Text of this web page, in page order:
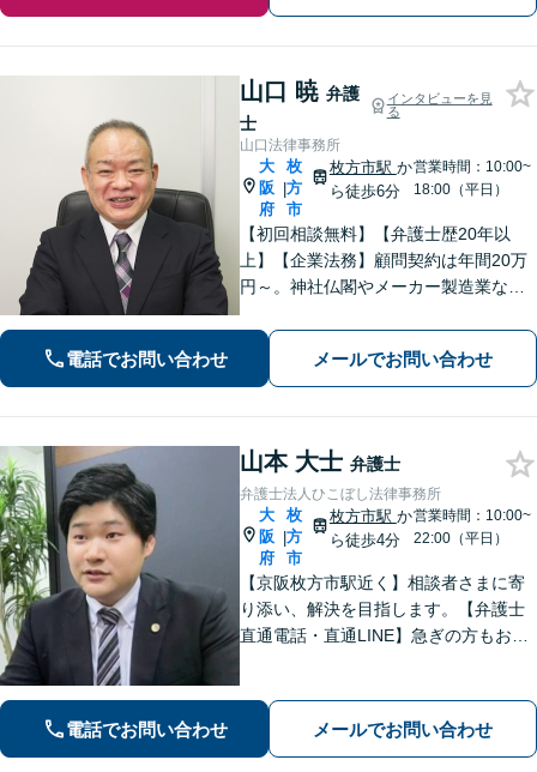
山口 暁 弁護
士
インタビューを見
る
山口法律事務所
大
阪
府
|
枚
方
市
枚方市駅 か
ら徒歩6分
営業時間：10:00~
18:00（平日）
【初回相談無料】【弁護士歴20年以
上】【企業法務】顧問契約は年間20万
円～。神社仏閣やメーカー製造業な
書士や税理士、不動産鑑定士、土地家
屋調査士などと連携。農地や山林もお
任せ【枚方市駅6分】
電話でお問い合わせ メールでお問い合わせ
山本 大士 弁護士
弁護士法人ひこぼし法律事務所
大
阪
府
|
枚
方
市
枚方市駅 か
ら徒歩4分
営業時間：10:00~
22:00（平日）
【京阪枚方市駅近く】相談者さまに寄
り添い、解決を目指します。【弁護士
直通電話・直通LINE】急ぎの方もお電
と対応で不安を取り除けるよう努めま
電話でお問い合わせ メールでお問い合わせ